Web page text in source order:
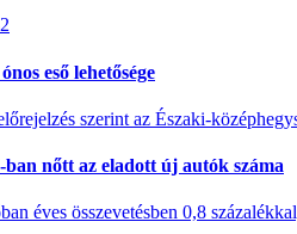
eső lehetősége
szerint az Északi-
ban nőtt az eladott új autók száma
éves összevetésben 0,8